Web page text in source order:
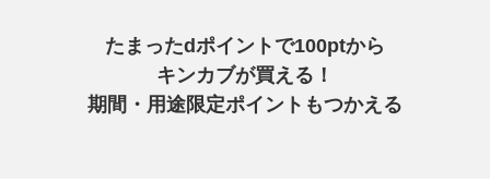
たまったdポイントで100ptから
キンカブが買える！
期間・用途限定ポイントもつかえる